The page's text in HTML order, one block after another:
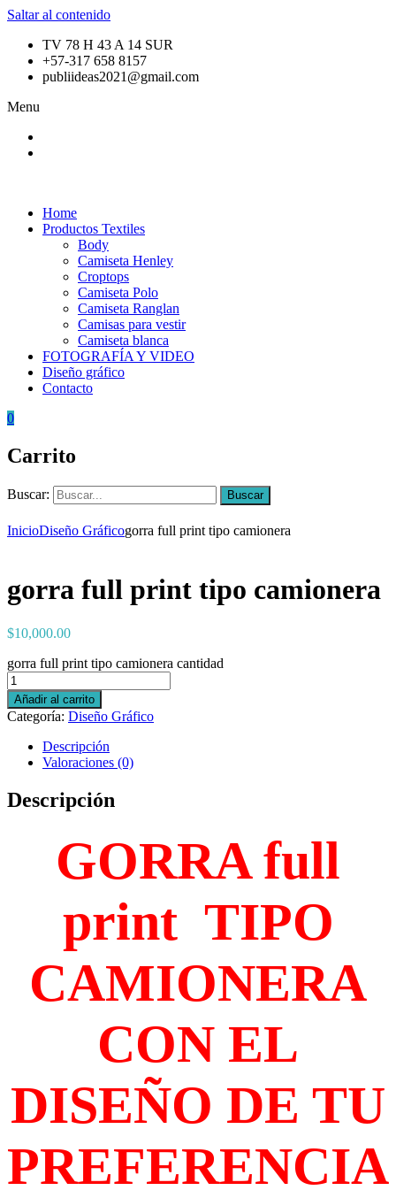
Saltar al contenido
TV 78 H 43 A 14 SUR
+57-317 658 8157
publiideas2021@gmail.com
Menu
Home
Productos Textiles
Body
Camiseta Henley
Croptops
Camiseta Polo
Camiseta Ranglan
Camisas para vestir
Camiseta blanca
FOTOGRAFÍA Y VIDEO
Diseño gráfico
Contacto
0
Carrito
Buscar: Buscar
InicioDiseño Gráficogorra full print tipo camionera
gorra full print tipo camionera
$10,000.00
gorra full print tipo camionera cantidad
Añadir al carrito
Categoría: Diseño Gráfico
Descripción
Valoraciones (0)
Descripción
GORRA full
print TIPO
CAMIONERA
CON EL
DISEÑO DE TU
PREFERENCIA